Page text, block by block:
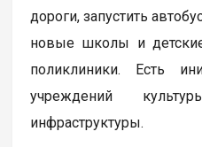
дороги, запустить
новые школы и
поликлиники. Есть
учреждений
инфраструктуры.